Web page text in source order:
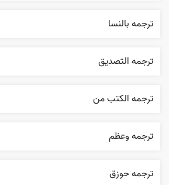
ترجمه بالنسا
ترجمه التصديق
ترجمه الکتب من
ترجمه وعظم
ترجمه حوزق